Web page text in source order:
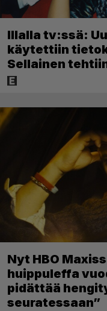
Illalla tv:ssä:
käytettiin
Sellainen
Nyt HBO
huippuleffa
pidättää
seuratessaan”